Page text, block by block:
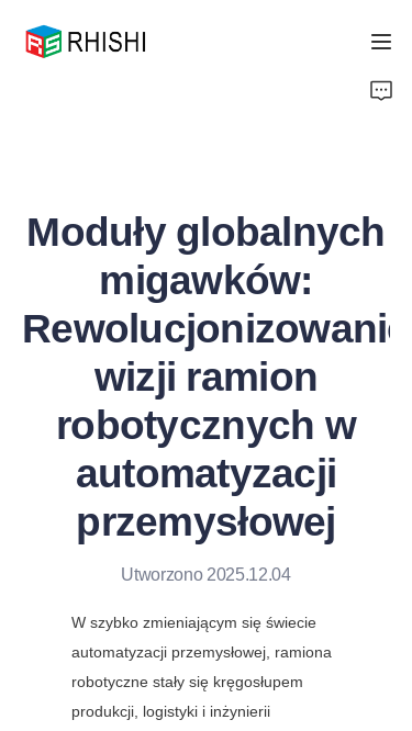
Moduły globalnych
migawków:
Rewolucjonizowanie
wizji ramion
robotycznych w
automatyzacji
przemysłowej
Utworzono 2025.12.04
W szybko zmieniającym się świecie
automatyzacji przemysłowej, ramiona
robotyczne stały się kręgosłupem
produkcji, logistyki i inżynierii
About Us
Support